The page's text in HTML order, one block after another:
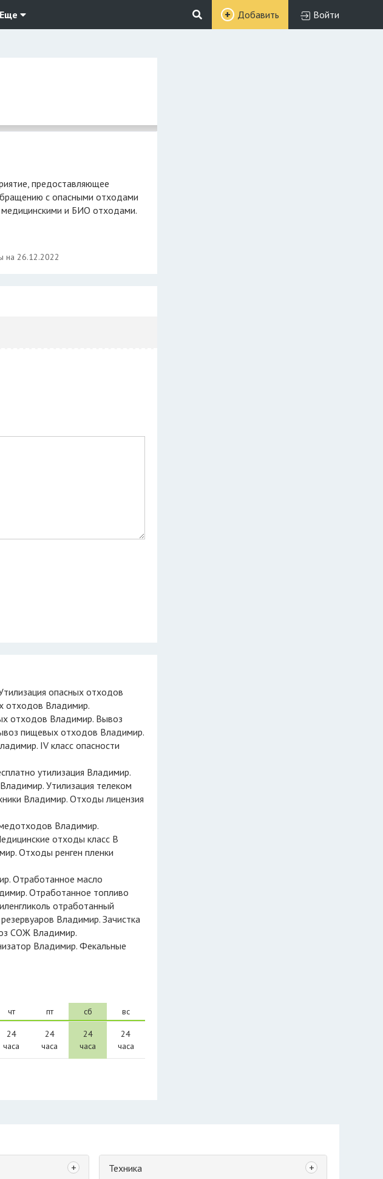
Еще Добавить Войти
с опасными отходами
медицинскими и БИО отходами.
на 26.12.2022
отходов Владимир.
отходов Владимир. Вывоз
пищевых отходов Владимир.
IV класс опасности
утилизация Владимир.
Утилизация телеком
Владимир. Отходы лицензия
Владимир.
отходы класс В
Отходы ренген пленки
Отработанное масло
Отработанное топливо
отработанный
Владимир. Зачистка
СОЖ Владимир.
Владимир. Фекальные
чт
24
часа
пт
24
часа
сб
24
часа
вс
24
часа
+ Техника +